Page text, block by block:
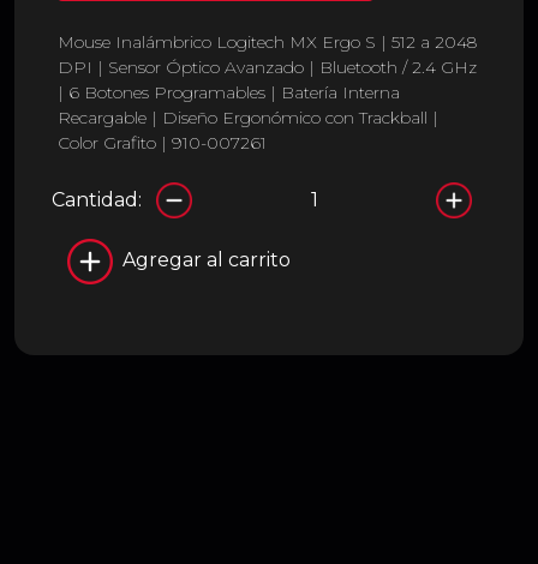
Mouse Inalámbrico Logitech MX Ergo S | 512 a 2048
DPI | Sensor Óptico Avanzado | Bluetooth / 2.4 GHz
| 6 Botones Programables | Batería Interna
Recargable | Diseño Ergonómico con Trackball |
Color Grafito | 910-007261
Cantidad:
Agregar al carrito